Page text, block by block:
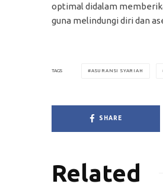
optimal didalam
guna melindungi diri dan
TAGS ASURANSI SYARIAH
SHARE
Related